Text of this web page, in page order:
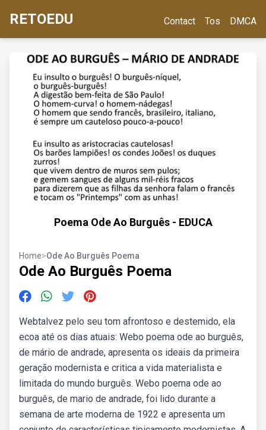
RETOEDU Contact Tos DMCA
Poema Ode Ao Burguês - EDUCA
Home>Ode Ao Burguês Poema
Ode Ao Burguês Poema
Webtalvez pelo seu tom afrontoso e destemido, ela
ecoa até os dias atuais: Webo poema ode ao burguês,
de mário de andrade, apresenta os ideais da primeira
geração modernista e critica a vida materialista e
limitada do mundo burguês. Webo poema ode ao
burguês, de mario de andrade, foi lido durante a
semana de arte moderna de 1922 e apresenta um